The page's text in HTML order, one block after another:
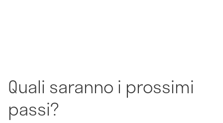
Quali saranno i prossimi
passi?